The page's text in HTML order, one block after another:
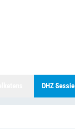
DHZ Sessie